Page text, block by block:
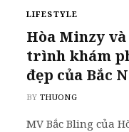
LIFESTYLE
Hòa Minzy và
trình khám
đẹp của Bắc
BY THUONG
MV Bắc Bling của